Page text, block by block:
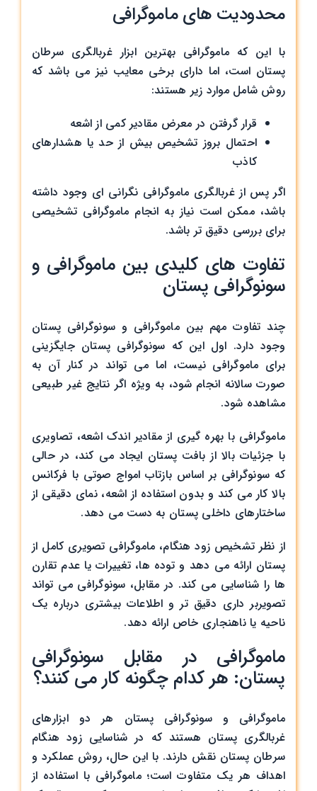
محدودیت ‌های ماموگرافی
با این که ماموگرافی بهترین ابزار غربالگری سرطان
پستان است، اما دارای برخی معایب نیز می ‌باشد که
روش شامل موارد زیر هستند:
قرار گرفتن در معرض مقادیر کمی از اشعه
احتمال بروز تشخیص بیش از حد یا هشدارهای
کاذب
اگر پس از غربالگری ماموگرافی نگرانی ‌ای وجود داشته
باشد، ممکن است نیاز به انجام ماموگرافی تشخیصی
برای بررسی دقیق ‌تر باشد.
تفاوت‌ های کلیدی بین ماموگرافی و
سونوگرافی پستان
چند تفاوت مهم بین ماموگرافی و سونوگرافی پستان
وجود دارد. اول این که سونوگرافی پستان جایگزینی
برای ماموگرافی نیست، اما می‌ تواند در کنار آن به
صورت سالانه انجام شود، به ویژه اگر نتایج غیر طبیعی
مشاهده شود.
ماموگرافی با بهره ‌گیری از مقادیر اندک اشعه، تصاویری
با جزئیات بالا از بافت پستان ایجاد می ‌کند، در حالی
که سونوگرافی بر اساس بازتاب امواج صوتی با فرکانس
بالا کار می ‌کند و بدون استفاده از اشعه، نمای دقیقی از
ساختارهای داخلی پستان به دست می ‌دهد.
از نظر تشخیص زود هنگام، ماموگرافی تصویری کامل از
پستان ارائه می ‌دهد و توده‌ ها، تغییرات یا عدم تقارن
‌ها را شناسایی می‌ کند. در مقابل، سونوگرافی می‌ تواند
تصویربر داری دقیق ‌تر و اطلاعات بیشتری درباره یک
ناحیه یا ناهنجاری خاص ارائه دهد.
ماموگرافی در مقابل سونوگرافی
پستان: هر کدام چگونه کار می ‌کنند؟
ماموگرافی و سونوگرافی پستان هر دو ابزارهای
غربالگری پستان هستند که در شناسایی زود هنگام
سرطان پستان نقش دارند. با این حال، روش عملکرد و
اهداف هر یک متفاوت است؛ ماموگرافی با استفاده از